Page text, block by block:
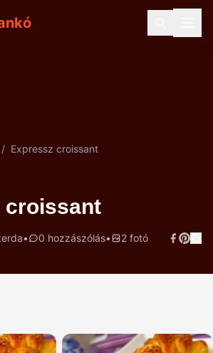
/ Expressz croissant
croissant
• 0 hozzászólás• 2 fotó